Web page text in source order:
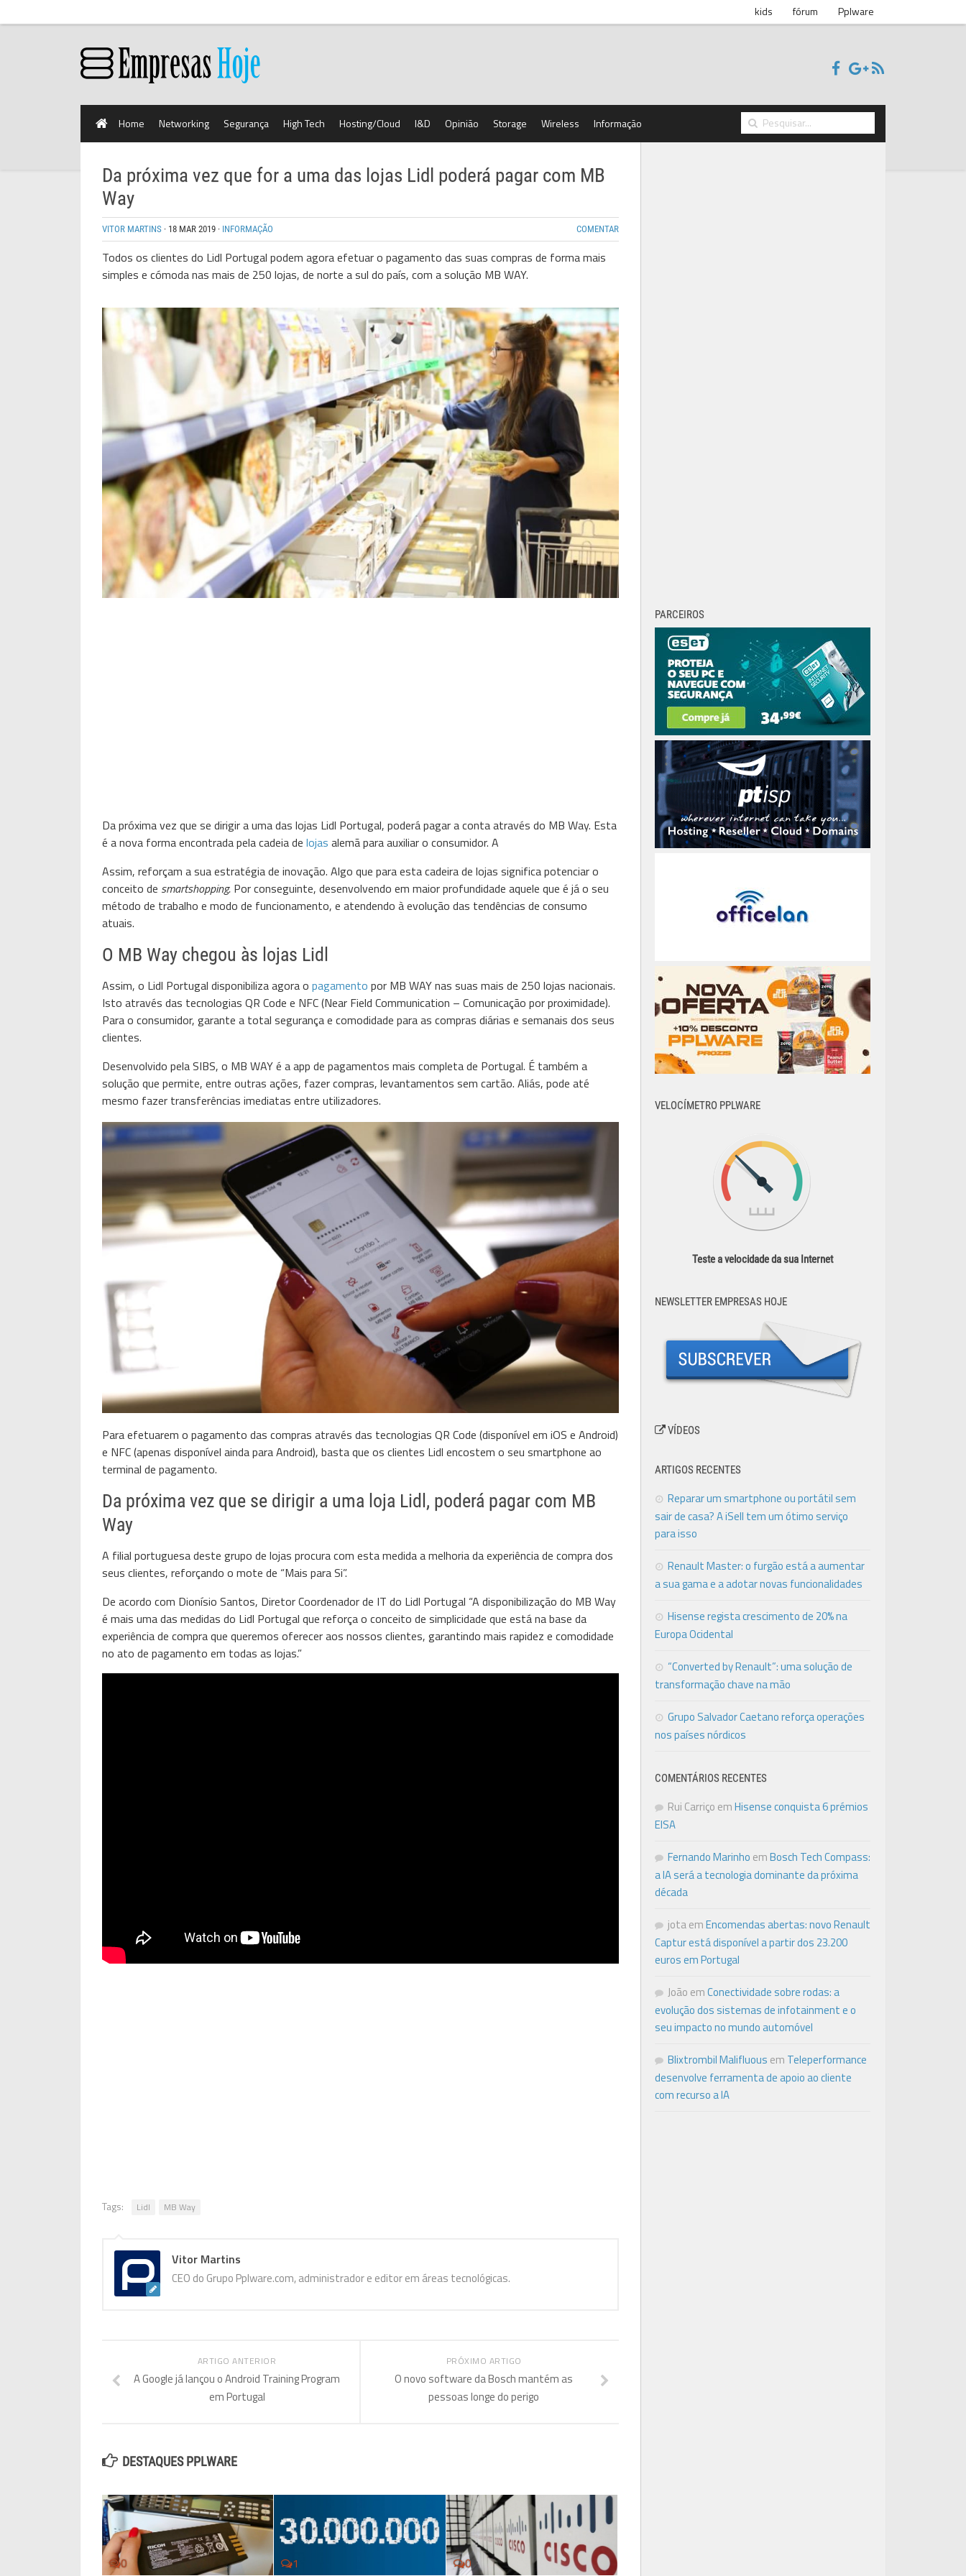
kids fórum Pplware
Home Networking Segurança High Tech Hosting/Cloud I&D Opinião Storage Wireless Informação
Da próxima vez que for a uma das lojas Lidl poderá pagar com MB
Way
VITOR MARTINS · 18 MAR 2019 · INFORMAÇÃO COMENTAR
Todos os clientes do Lidl Portugal podem agora efetuar o pagamento das suas compras de forma mais
simples e cómoda nas mais de 250 lojas, de norte a sul do país, com a solução MB WAY.
Da próxima vez que se dirigir a uma das lojas Lidl Portugal, poderá pagar a conta através do MB Way. Esta
é a nova forma encontrada pela cadeia de lojas alemã para auxiliar o consumidor. A
Assim, reforçam a sua estratégia de inovação. Algo que para esta cadeira de lojas significa potenciar o
conceito de smartshopping. Por conseguinte, desenvolvendo em maior profundidade aquele que é já o seu
método de trabalho e modo de funcionamento, e atendendo à evolução das tendências de consumo
atuais.
O MB Way chegou às lojas Lidl
Assim, o Lidl Portugal disponibiliza agora o pagamento por MB WAY nas suas mais de 250 lojas nacionais.
Isto através das tecnologias QR Code e NFC (Near Field Communication – Comunicação por proximidade).
Para o consumidor, garante a total segurança e comodidade para as compras diárias e semanais dos seus
clientes.
Desenvolvido pela SIBS, o MB WAY é a app de pagamentos mais completa de Portugal. É também a
solução que permite, entre outras ações, fazer compras, levantamentos sem cartão. Aliás, pode até
mesmo fazer transferências imediatas entre utilizadores.
Para efetuarem o pagamento das compras através das tecnologias QR Code (disponível em iOS e Android)
e NFC (apenas disponível ainda paraAndroid), basta que os clientes Lidl encostem o seu smartphone ao
terminal de pagamento.
Da próxima vez que se dirigir a uma loja Lidl, poderá pagar com MB
Way
A filial portuguesa deste grupo de lojas procura com esta medida a melhoria da experiência de compra dos
seus clientes, reforçando o mote de “Mais para Si”.
De acordo com Dionísio Santos, Diretor Coordenador de IT do Lidl Portugal “A disponibilização do MB Way
é mais uma das medidas do Lidl Portugal que reforça o conceito de simplicidade que está na base da
experiência de compra que queremos oferecer aos nossos clientes, garantindo mais rapidez e comodidade
no ato de pagamento em todas as lojas.”
Tags: Lidl MB Way
Vitor Martins
CEO do Grupo Pplware.com, administrador e editor em áreas tecnológicas.
PRÓXIMO ARTIGO
O novo software da Bosch mantém as
pessoas longe do perigo
ARTIGO ANTERIOR
A Google já lançou o Android Training Program
em Portugal
DESTAQUES PPLWARE
0 1 0
PARCEIROS
VELOCÍMETRO PPLWARE
Teste a velocidade da sua Internet
NEWSLETTER EMPRESAS HOJE
VÍDEOS
ARTIGOS RECENTES
Reparar um smartphone ou portátil sem
sair de casa? A iSell tem um ótimo serviço
para isso
Renault Master: o furgão está a aumentar
a sua gama e a adotar novas funcionalidades
Hisense regista crescimento de 20% na
Europa Ocidental
“Converted by Renault”: uma solução de
transformação chave na mão
Grupo Salvador Caetano reforça operações
nos países nórdicos
COMENTÁRIOS RECENTES
Rui Carriço emHisense conquista 6 prémios
EISA
Fernando Marinho emBosch Tech Compass:
a IA será a tecnologia dominante da próxima
década
jotaemEncomendas abertas: novo Renault
Captur está disponível a partir dos 23.200
euros em Portugal
João emConectividade sobre rodas: a
evolução dos sistemas de infotainment e o
seu impacto no mundo automóvel
Blixtrombil Malifluous em Teleperformance
desenvolve ferramenta de apoio ao cliente
com recurso a IA